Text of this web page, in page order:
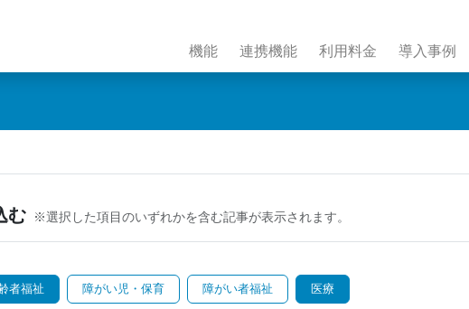
機能 連携機能 利用料金 導入事例
む ※選択した項目のいずれかを含む記事が表示されます。
者福祉 障がい児・保育 障がい者福祉 医療